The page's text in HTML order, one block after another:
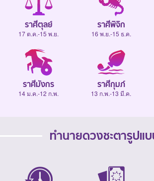
ราศีตุลย์
17 ต.ค.-15 พ.ย.
ราศีพิจิก
16 พ.ย.-15 ธ.ค.
ราศีมังกร
14 ม.ค.-12 ก.พ.
ราศีกุมภ์
13 ก.พ.-13 มี.ค.
ทำนายดวงชะตารูปแ